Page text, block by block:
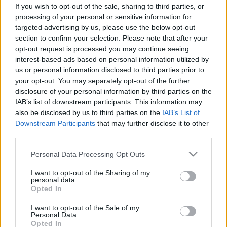
If you wish to opt-out of the sale, sharing to third parties, or
processing of your personal or sensitive information for
targeted advertising by us, please use the below opt-out
section to confirm your selection. Please note that after your
opt-out request is processed you may continue seeing
interest-based ads based on personal information utilized by
us or personal information disclosed to third parties prior to
your opt-out. You may separately opt-out of the further
disclosure of your personal information by third parties on the
IAB’s list of downstream participants. This information may
also be disclosed by us to third parties on the IAB’s List of
Downstream Participants that may further disclose it to other
Please note that this website/app uses one or more Google
not limited to your visit or usage behaviour. You may click to
grant or deny consent to Google and its third-party tags to
use your data for below specified purposes in below Google
consent section.
Personal Data Processing Opt Outs
I want to opt-out of the Sharing of my
personal data.
Opted In
I want to opt-out of the Sale of my
Personal Data.
Opted In